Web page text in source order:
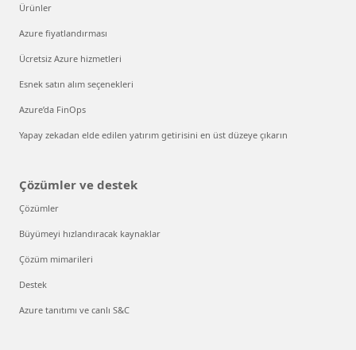
Ürünler
Azure fiyatlandırması
Ücretsiz Azure hizmetleri
Esnek satın alım seçenekleri
Azure’da FinOps
Yapay zekadan elde edilen yatırım getirisini en üst düzeye çıkarın
Çözümler ve destek
Çözümler
Büyümeyi hızlandıracak kaynaklar
Çözüm mimarileri
Destek
Azure tanıtımı ve canlı S&C